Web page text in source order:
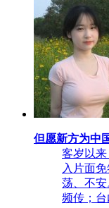
但愿新方为中
客岁以
入片面
荡、不
频传；台